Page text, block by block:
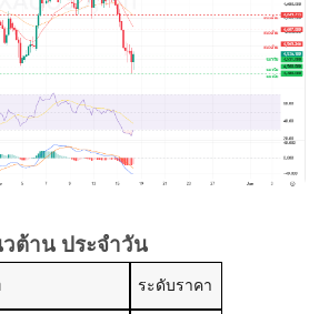
ต้าน ประจำวัน
ระดับราคา